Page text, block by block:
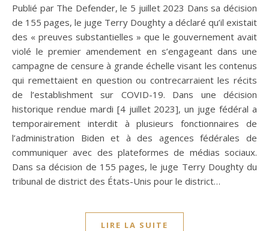
Publié par The Defender, le 5 juillet 2023 Dans sa décision
de 155 pages, le juge Terry Doughty a déclaré qu’il existait
des « preuves substantielles » que le gouvernement avait
violé le premier amendement en s’engageant dans une
campagne de censure à grande échelle visant les contenus
qui remettaient en question ou contrecarraient les récits
de l’establishment sur COVID-19. Dans une décision
historique rendue mardi [4 juillet 2023], un juge fédéral a
temporairement interdit à plusieurs fonctionnaires de
l’administration Biden et à des agences fédérales de
communiquer avec des plateformes de médias sociaux.
Dans sa décision de 155 pages, le juge Terry Doughty du
tribunal de district des États-Unis pour le district…
LIRE LA SUITE